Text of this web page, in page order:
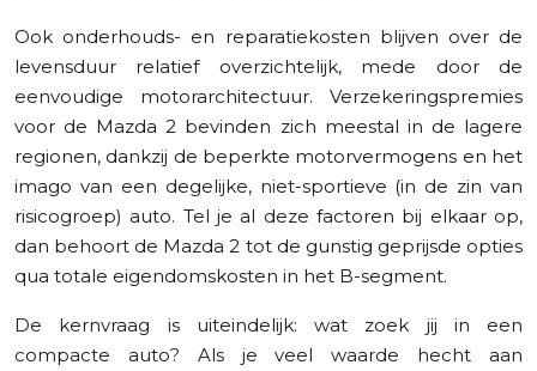
Ook onderhouds- en reparatiekosten blijven over de
levensduur relatief overzichtelijk, mede door de
eenvoudige motorarchitectuur. Verzekeringspremies
voor de Mazda 2 bevinden zich meestal in de lagere
regionen, dankzij de beperkte motorvermogens en het
imago van een degelijke, niet-sportieve (in de zin van
risicogroep) auto. Tel je al deze factoren bij elkaar op,
dan behoort de Mazda 2 tot de gunstig geprijsde opties
qua totale eigendomskosten in het B-segment.
De kernvraag is uiteindelijk: wat zoek jij in een
compacte auto? Als je veel waarde hecht aan